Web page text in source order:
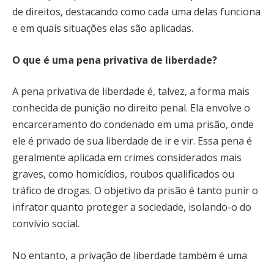
de direitos, destacando como cada uma delas funciona
e em quais situações elas são aplicadas.
O que é uma pena privativa de liberdade?
A pena privativa de liberdade é, talvez, a forma mais
conhecida de punição no direito penal. Ela envolve o
encarceramento do condenado em uma prisão, onde
ele é privado de sua liberdade de ir e vir. Essa pena é
geralmente aplicada em crimes considerados mais
graves, como homicídios, roubos qualificados ou
tráfico de drogas. O objetivo da prisão é tanto punir o
infrator quanto proteger a sociedade, isolando-o do
convívio social.
No entanto, a privação de liberdade também é uma